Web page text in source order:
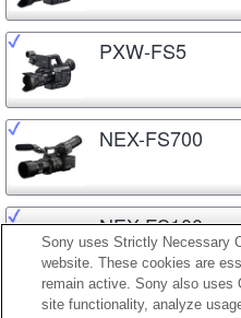
PXW-FS5
NEX-FS700
NEX-FS100
NEX-EA50
Sony uses Strictly Necessary
website. These cookies are
remain active. Sony also uses
site functionality, analyze